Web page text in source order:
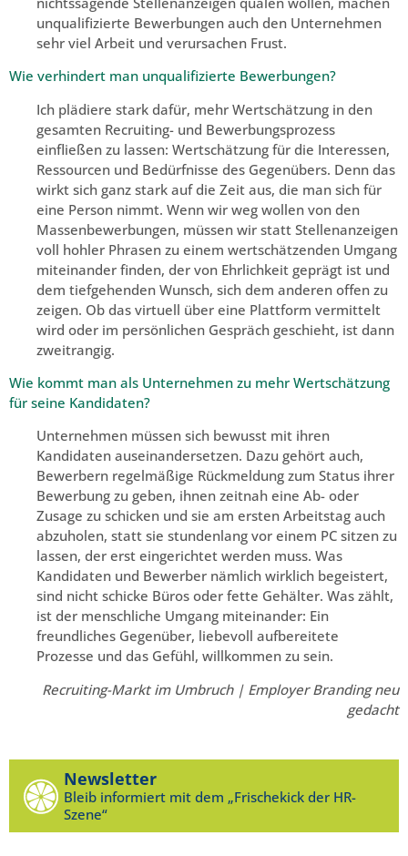
unqualifizierte Bewerbungen auch den Unternehmen
sehr viel Arbeit und verursachen Frust.
Wie verhindert man unqualifizierte Bewerbungen?
Ich plädiere stark dafür, mehr Wertschätzung in den
gesamten Recruiting- und Bewerbungsprozess
einfließen zu lassen: Wertschätzung für die Interessen,
Ressourcen und Bedürfnisse des Gegenübers. Denn das
wirkt sich ganz stark auf die Zeit aus, die man sich für
eine Person nimmt. Wenn wir weg wollen von den
Massenbewerbungen, müssen wir statt Stellenanzeigen
voll hohler Phrasen zu einem wertschätzenden Umgang
miteinander finden, der von Ehrlichkeit geprägt ist und
dem tiefgehenden Wunsch, sich dem anderen offen zu
zeigen. Ob das virtuell über eine Plattform vermittelt
wird oder im persönlichen Gespräch geschieht, ist dann
zweitrangig.
Wie kommt man als Unternehmen zu mehr Wertschätzung
für seine Kandidaten?
Unternehmen müssen sich bewusst mit ihren
Kandidaten auseinandersetzen. Dazu gehört auch,
Bewerbern regelmäßige Rückmeldung zum Status ihrer
Bewerbung zu geben, ihnen zeitnah eine Ab- oder
Zusage zu schicken und sie am ersten Arbeitstag auch
abzuholen, statt sie stundenlang vor einem PC sitzen zu
lassen, der erst eingerichtet werden muss. Was
Kandidaten und Bewerber nämlich wirklich begeistert,
sind nicht schicke Büros oder fette Gehälter. Was zählt,
ist der menschliche Umgang miteinander: Ein
freundliches Gegenüber, liebevoll aufbereitete
Prozesse und das Gefühl, willkommen zu sein.
Recruiting-Markt im Umbruch | Employer Branding neu
gedacht
Newsletter
Bleib informiert mit dem „Frischekick der HR-
Szene“